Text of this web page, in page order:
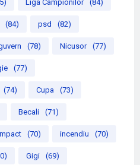
Liga Campionilor (84)
(84) psd (82)
(78) Nicusor (77)
(77)
(74) Cupa (73)
Becali (71)
(70) incendiu (70)
Gigi (69)